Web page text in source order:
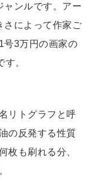
ャンルです。アー
さによって作家ご
号3万円の画家の
。
リトグラフと呼
の反発する性質
枚も刷れる分、